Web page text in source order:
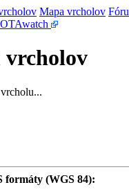
Mapa vrcholov
vrcholov
formáty (WGS 84):